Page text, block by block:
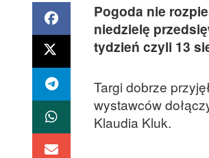
Pogoda nie
niedzielę
tydzień czyli 13
Targi dobrze
wystawców
Klaudia Kluk.